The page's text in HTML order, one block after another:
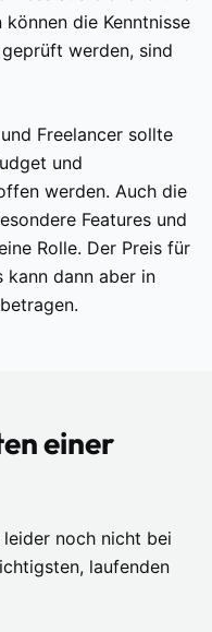
die Kenntnisse
werden, sind
Freelancer sollte
und
werden. Auch die
Features und
Rolle. Der Preis für
kann dann aber in
einer
leider noch nicht bei
laufenden